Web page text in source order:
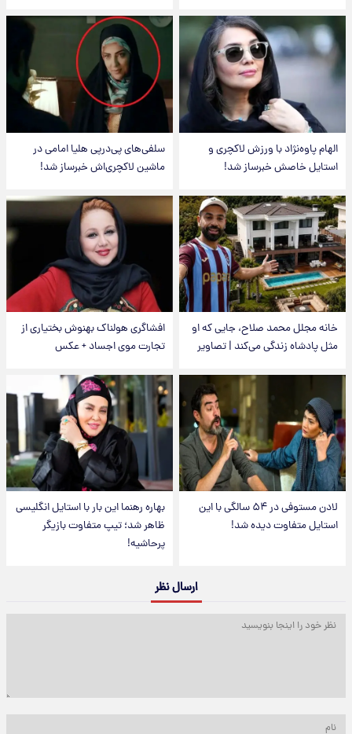
الهام پاوه‌نژاد با ورزش لاکچری و
استایل خاصش خبرساز شد!
سلفی‌های پی‌درپی هلیا امامی در
ماشین لاکچری‌اش خبرساز شد!
خانه مجلل محمد صلاح، جایی که او
مثل پادشاه زندگی می‌کند | تصاویر
افشاگری هولناک بهنوش بختیاری از
تجارت موی اجساد + عکس
لادن مستوفی در ۵۴ سالگی با این
استایل متفاوت دیده شد!
بهاره رهنما این بار با استایل انگلیسی
ظاهر شد؛ تیپ متفاوت بازیگر
پرحاشیه!
ارسال نظر